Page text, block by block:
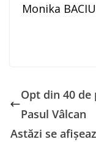
Monika BACIU
Opt din 40 de
Pasul Vâlcan
Astăzi se